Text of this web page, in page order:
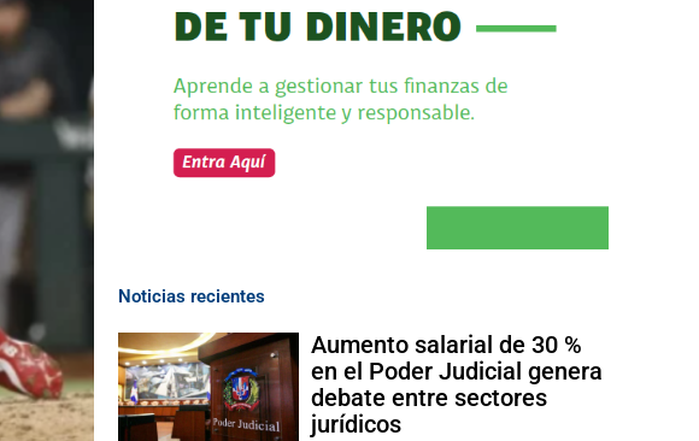
Noticias recientes
Aumento salarial de 30 %
en el Poder Judicial genera
debate entre sectores
jurídicos